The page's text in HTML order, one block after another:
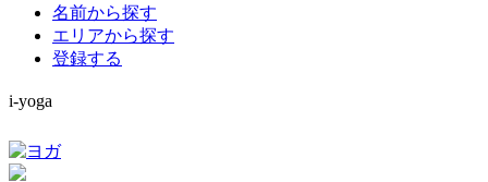
名前から探す
エリアから探す
登録する
i-yoga